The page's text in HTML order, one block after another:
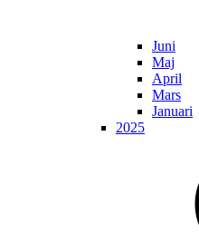
Juni
Maj
April
Mars
Januari
2025